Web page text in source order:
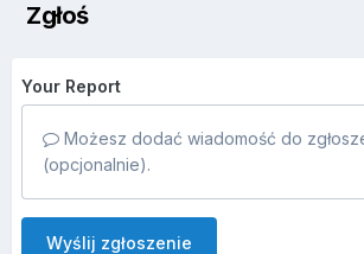
Zgłoś
Your Report
Możesz dodać wiadomość do
(opcjonalnie).
Wyślij zgłoszenie